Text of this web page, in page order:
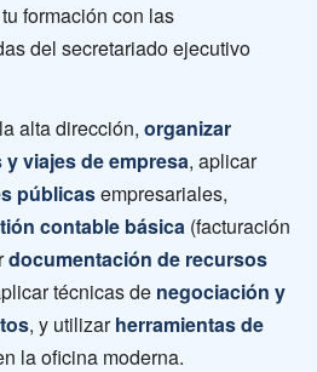
formación con las
del secretariado ejecutivo
alta dirección, organizar
viajes de empresa, aplicar
públicasempresariales,
contable básica (facturación
documentación de recursos
técnicas de negociación y
, y utilizarherramientas de
la oficina moderna.